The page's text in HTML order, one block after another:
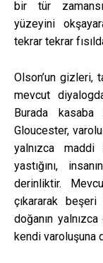
bir tür
yüzeyini
tekrar tekrar
Olson’un gizleri,
mevcut
Burada
Gloucester,
yalnızca maddi
yastığını,
derinliktir.
çıkararak
doğanın
kendi varoluşuna